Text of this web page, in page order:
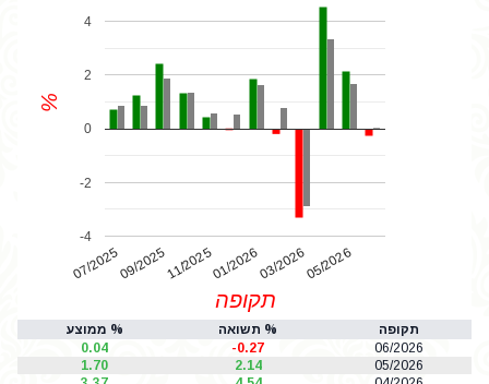
07/202509/202511/202501/202603/202605/2026
-4
-2
0
2
4
תקופה
%
תקופה % תשואה
% ממוצע
06/2026
-0.27
0.04
05/2026
2.14
1.70